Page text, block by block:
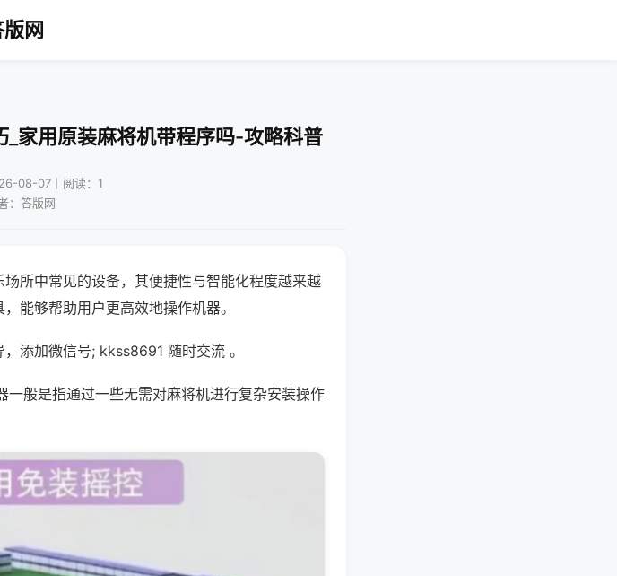
网
家用原装麻将机带程序吗-攻略科普
08-07｜阅读：1
：答版网
所中常见的设备，其便捷性与智能化程度越来越
能够帮助用户更高效地操作机器。
添加微信号; kkss8691 随时交流 。
般是指通过一些无需对麻将机进行复杂安装操作